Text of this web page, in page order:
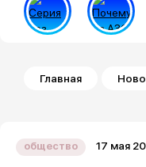
Строка
Главная
общество 17 мая